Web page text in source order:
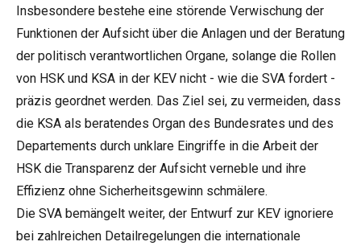
Insbesondere bestehe eine störende Verwischung der
Funktionen der Aufsicht über die Anlagen und der Beratung
der politisch verantwortlichen Organe, solange die Rollen
von HSK und KSA in der KEV nicht - wie die SVA fordert -
präzis geordnet werden. Das Ziel sei, zu vermeiden, dass
die KSA als beratendes Organ des Bundesrates und des
Departements durch unklare Eingriffe in die Arbeit der
HSK die Transparenz der Aufsicht verneble und ihre
Effizienz ohne Sicherheitsgewinn schmälere.
Die SVA bemängelt weiter, der Entwurf zur KEV ignoriere
bei zahlreichen Detailregelungen die internationale